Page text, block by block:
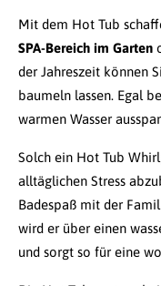
Mit dem Hot Tub
SPA-Bereich im Garten
der Jahreszeit können
baumeln lassen. Egal
warmen Wasser
Solch ein Hot Tub
alltäglichen Stress
Badespaß mit der
wird er über einen
und sorgt so für eine